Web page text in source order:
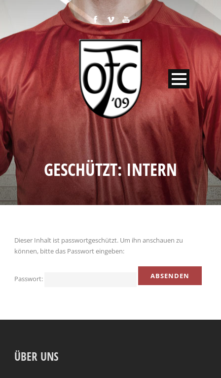
GESCHÜTZT: INTERN
Dieser Inhalt ist passwortgeschützt. Um ihn anschauen zu
können, bitte das Passwort eingeben:
Passwort:
ÜBER UNS